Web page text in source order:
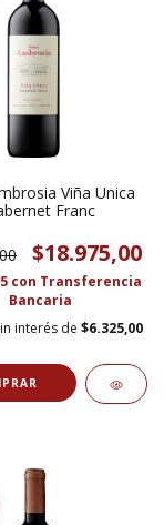
Viña Unica
Franc
$18.975,00
con Transferencia
Bancaria
interés de $6.325,00